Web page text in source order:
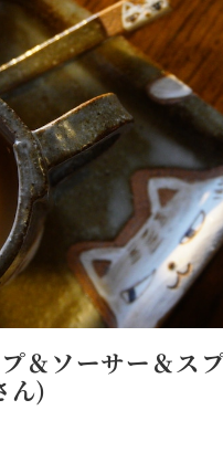
＆ソーサー＆ス
ん)